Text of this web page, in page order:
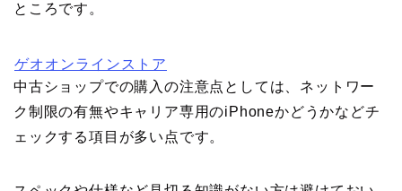
ところです。
ゲオオンラインストア
中古ショップでの購入の注意点としては、ネットワー
ク制限の有無やキャリア専用のiPhoneかどうかなどチ
ェックする項目が多い点です。